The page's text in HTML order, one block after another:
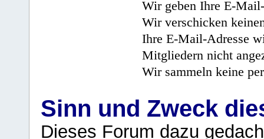
Wir geben Ihre E-
Wir verschicken
Ihre E-Mail-Adresse
Mitgliedern nicht
Wir sammeln keine
Sinn und Zweck
Dieses Forum dazu